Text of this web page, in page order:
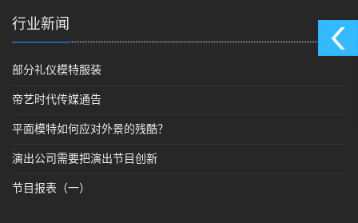
行业新闻
部分礼仪模特服装
帝艺时代传媒通告
平面模特如何应对外景的残酷？
演出公司需要把演出节目创新
节目报表（一）